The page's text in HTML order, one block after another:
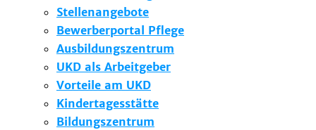
Stellenangebote
Bewerberportal Pflege
Ausbildungszentrum
UKD als Arbeitgeber
Vorteile am UKD
Kindertagesstätte
Bildungszentrum